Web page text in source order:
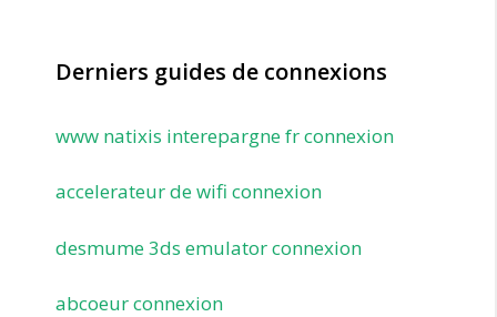
Derniers guides de connexions
www natixis interepargne fr connexion
accelerateur de wifi connexion
desmume 3ds emulator connexion
abcoeur connexion